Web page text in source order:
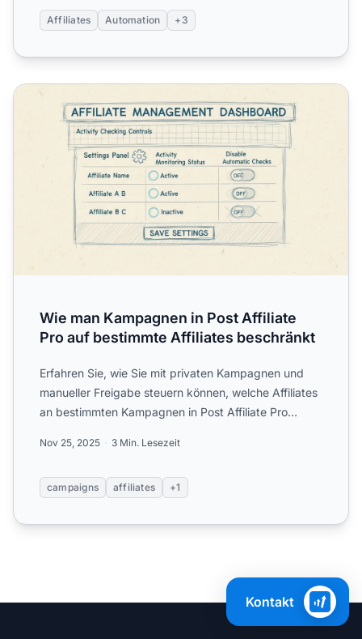
Affiliates Automation +3
Wie man Kampagnen in Post Affiliate Pro auf bestimmte
Wie man Kampagnen in Post Affiliate
Pro auf bestimmte Affiliates beschränkt
Erfahren Sie, wie Sie mit privaten Kampagnen und
manueller Freigabe steuern können, welche Affiliates
an bestimmten Kampagnen in Post Affiliate Pro
Nov 25, 2025 3 Min. Lesezeit
campaigns affiliates +1
Kontakt